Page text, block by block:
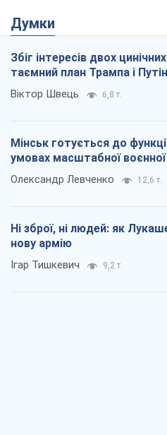
Думки
Збіг інтересів двох
таємний план Трампа і
Віктор Швець 6,8 т.
Мінськ готується до
умовах масштабної
Олександр Левченко 12,6 т.
Ні зброї, ні людей: як
нову армію
Ігар Тишкевич 9,2 т.